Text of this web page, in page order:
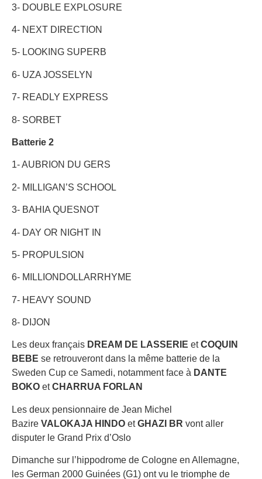
3- DOUBLE EXPLOSURE
4- NEXT DIRECTION
5- LOOKING SUPERB
6- UZA JOSSELYN
7- READLY EXPRESS
8- SORBET
Batterie 2
1- AUBRION DU GERS
2- MILLIGAN’S SCHOOL
3- BAHIA QUESNOT
4- DAY OR NIGHT IN
5- PROPULSION
6- MILLIONDOLLARRHYME
7- HEAVY SOUND
8- DIJON
Les deux français DREAM DE LASSERIE etCOQUIN
BEBE se retrouveront dans la même batterie de la
Sweden Cup ce Samedi, notamment face à DANTE
BOKO etCHARRUA FORLAN
Les deux pensionnaire de Jean Michel
Bazire VALOKAJA HINDO etGHAZI BR vont aller
disputer le Grand Prix d’Oslo
Dimanche sur l’hippodrome de Cologne en Allemagne,
les German 2000 Guinées (G1) ont vu le triomphe de